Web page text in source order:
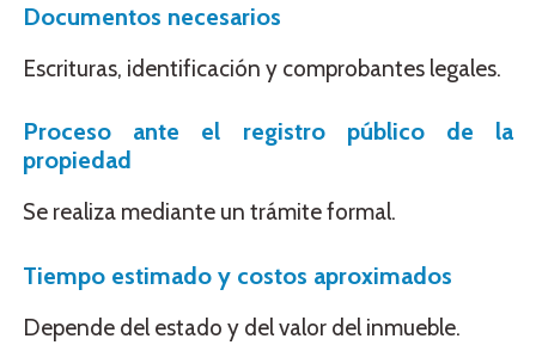
Documentos necesarios
Escrituras, identificación y comprobantes legales.
Proceso ante el registro público de la
propiedad
Se realiza mediante un trámite formal.
Tiempo estimado y costos aproximados
Depende del estado y del valor del inmueble.